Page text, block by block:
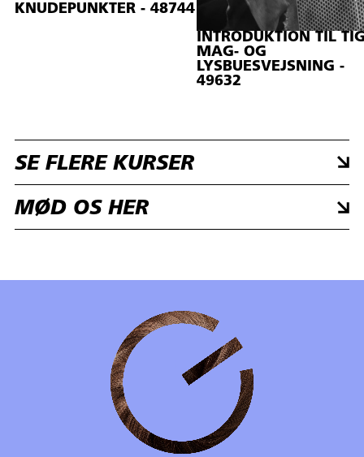
KNUDEPUNKTER - 48744
INTRODUKTION TIL
MAG- OG
LYSBUESVEJSNING -
49632
SE FLERE KURSER
MØD OS HER